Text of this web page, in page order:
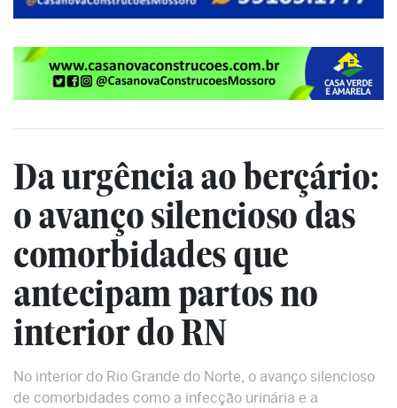
Da urgência ao berçário:
o avanço silencioso das
comorbidades que
antecipam partos no
interior do RN
No interior do Rio Grande do Norte, o avanço silencioso
de comorbidades como a infecção urinária e a